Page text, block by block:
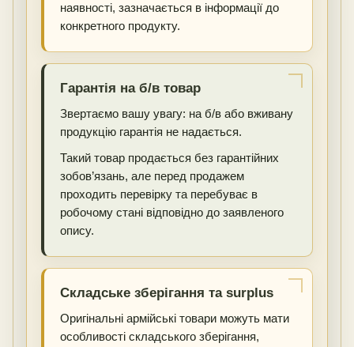
наявності, зазначається в інформації до
конкретного продукту.
Гарантія на б/в товар
Звертаємо вашу увагу: на б/в або вживану
продукцію гарантія не надається.
Такий товар продається без гарантійних
зобов’язань, але перед продажем
проходить перевірку та перебуває в
робочому стані відповідно до заявленого
опису.
Складське зберігання та surplus
Оригінальні армійські товари можуть мати
особливості складського зберігання,